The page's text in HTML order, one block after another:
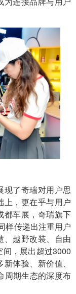
了奇瑞对用户思
上，更在乎与用户
都车展，奇瑞旗下
样传递出注重用户
、越野改装、自由
，展出超过3000
体验、新价值、
周期生态的深度布